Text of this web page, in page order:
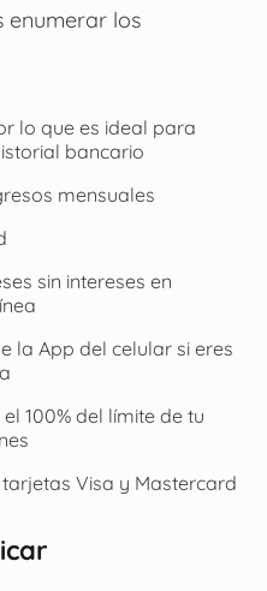
enumerar los
lo que es ideal para
bancario
mensuales
sin intereses en
la App del celular si eres
100% del límite de tu
Visa y Mastercard